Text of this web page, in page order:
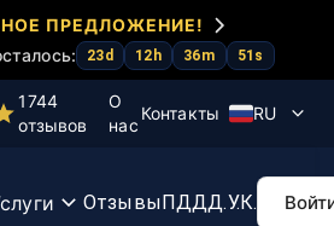
ПРЕДЛОЖЕНИЕ!
23d 12 h 36m 51 s
1744
отзывов
О
нас
Контакты RU
ОтзывыПДДД.У.К.
Ускорение
помощи